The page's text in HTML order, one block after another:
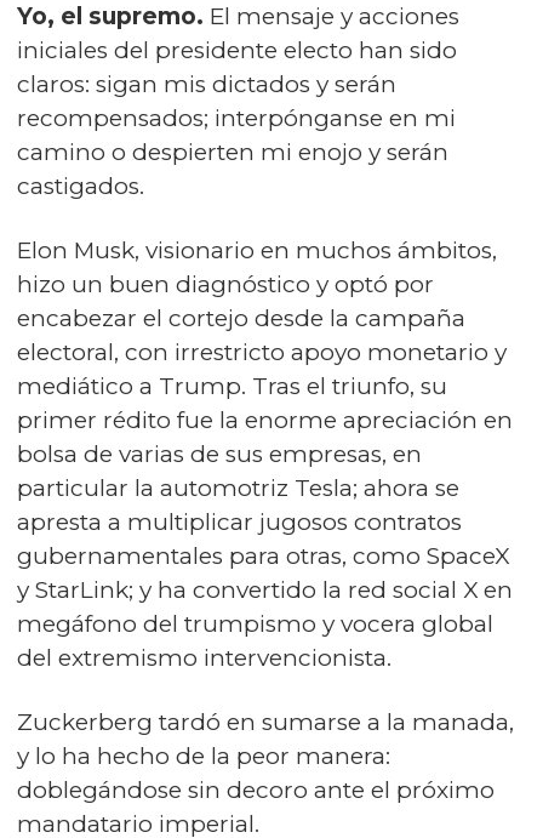
Yo, el supremo. El mensaje y acciones
iniciales del presidente electo han sido
claros: sigan mis dictados y serán
recompensados; interpónganse en mi
camino o despierten mi enojo y serán
castigados.
Elon Musk, visionario en muchos ámbitos,
hizo un buen diagnóstico y optó por
encabezar el cortejo desde la campaña
electoral, con irrestricto apoyo monetario y
mediático a Trump. Tras el triunfo, su
primer rédito fue la enorme apreciación en
bolsa de varias de sus empresas, en
particular la automotriz Tesla; ahora se
apresta a multiplicar jugosos contratos
gubernamentales para otras, como SpaceX
y StarLink; y ha convertido la red social X en
megáfono del trumpismo y vocera global
del extremismo intervencionista.
Zuckerberg tardó en sumarse a la manada,
y lo ha hecho de la peor manera:
doblegándose sin decoro ante el próximo
mandatario imperial.